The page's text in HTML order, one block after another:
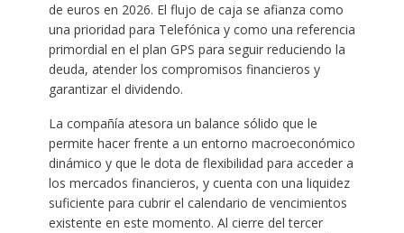
de euros en 2026. El flujo de caja se afianza como
una prioridad para Telefónica y como una referencia
primordial en el plan GPS para seguir reduciendo la
deuda, atender los compromisos financieros y
garantizar el dividendo.
La compañía atesora un balance sólido que le
permite hacer frente a un entorno macroeconómico
dinámico y que le dota de flexibilidad para acceder a
los mercados financieros, y cuenta con una liquidez
suficiente para cubrir el calendario de vencimientos
existente en este momento. Al cierre del tercer